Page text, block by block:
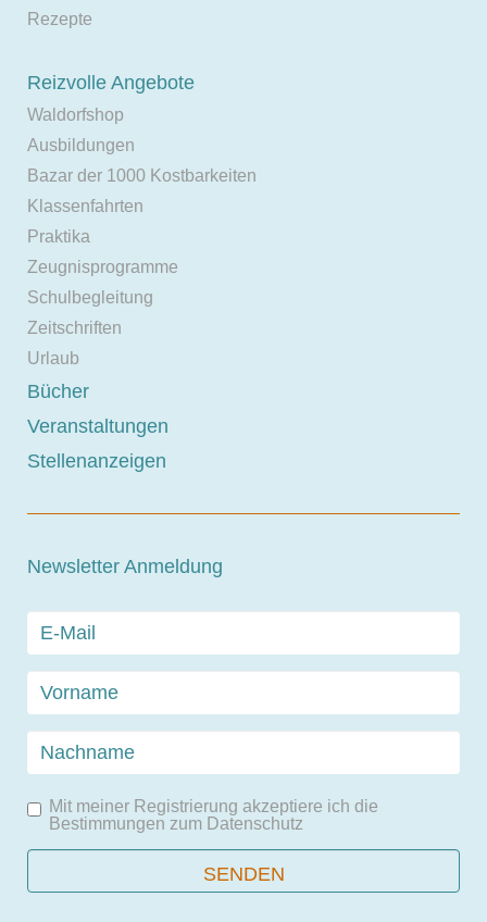
Rezepte
Reizvolle Angebote
Waldorfshop
Ausbildungen
Bazar der 1000 Kostbarkeiten
Klassenfahrten
Praktika
Zeugnisprogramme
Schulbegleitung
Zeitschriften
Urlaub
Bücher
Veranstaltungen
Stellenanzeigen
Newsletter Anmeldung
Mit meiner Registrierung akzeptiere ich die
Bestimmungen zum Datenschutz